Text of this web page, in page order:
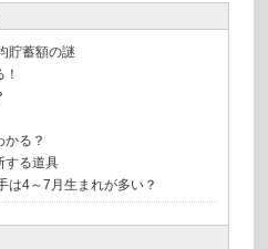
貯蓄額の謎
かる？
する道具
は4～7月生まれが多い？